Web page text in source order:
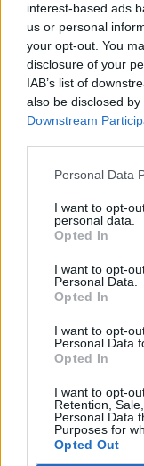
interest-based ads
us or personal
your opt-out. You
disclosure of your
IAB’s list of
also be disclosed
Downstream
Personal Data
I want to opt-
personal data.
Opted In
I want to opt-
Personal Data.
Opted In
I want to opt-
Personal Data
Opted In
I want to opt-
Retention,
Personal Data
Purposes for
Opted Out
TheCars.gr|19/02/
ηλεκτρικό